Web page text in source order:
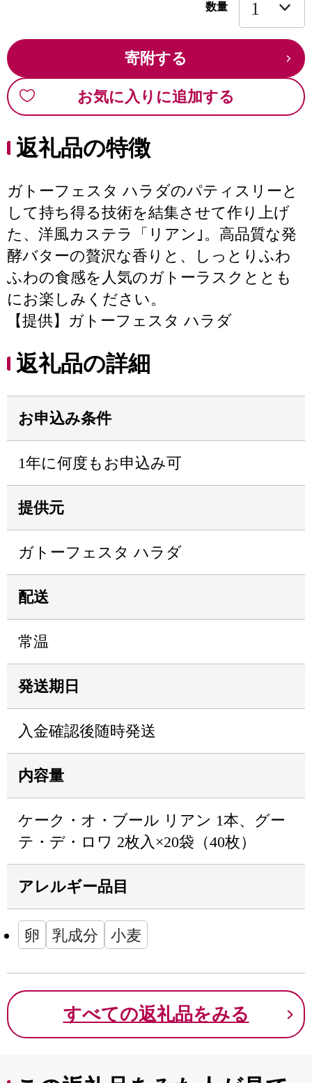
数量
寄附する
お気に入りに追加する
返礼品の特徴
ガトーフェスタ ハラダのパティスリーと
して持ち得る技術を結集させて作り上げ
た、洋風カステラ「リアン｣。高品質な発
酵バターの贅沢な香りと、しっとりふわ
ふわの食感を人気のガトーラスクととも
にお楽しみください。
【提供】ガトーフェスタ ハラダ
返礼品の詳細
お申込み条件
1年に何度もお申込み可
提供元
ガトーフェスタ ハラダ
配送
常温
発送期日
入金確認後随時発送
内容量
ケーク・オ・ブール リアン 1本、グー
テ・デ・ロワ 2枚入×20袋（40枚）
アレルギー品目
卵 乳成分 小麦
すべての返礼品をみる